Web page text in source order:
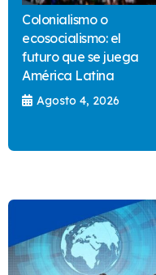
Colonialismo o
ecosocialismo: el
futuro que se juega
América Latina
Agosto 4, 2026